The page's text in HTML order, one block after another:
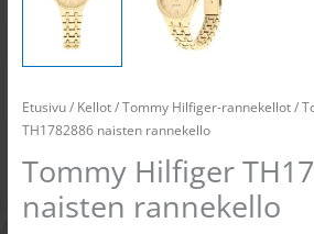
Etusivu/ Kellot/Tommy Hilfiger-rannekellot/
TH1782886 naisten rannekello
Tommy Hilfiger
naisten rannekello